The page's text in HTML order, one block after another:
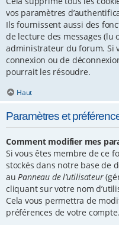
vos paramètres
Ils fournissent aussi des
de lecture des messages (lu
administrateur du forum. Si
connexion ou de
pourrait les résoudre.
Haut
Paramètres et
Comment modifier mes
Si vous êtes membre de ce
stockés dans notre base de
auPanneau de l’utilisateur
cliquant sur votre nom
Cela vous permettra de
préférences de votre compte.